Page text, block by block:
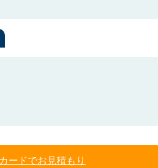
ードでお見積もり